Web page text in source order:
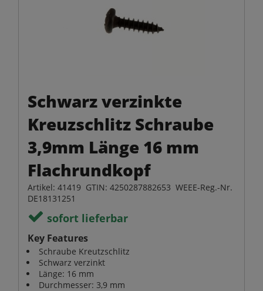
Schwarz verzinkte
Kreuzschlitz Schraube
3,9mm Länge 16 mm
Flachrundkopf
Artikel: 41419 GTIN: 4250287882653 WEEE-Reg.-Nr.
DE18131251
sofort lieferbar
Key Features
Schraube Kreutzschlitz
Schwarz verzinkt
Länge: 16 mm
Durchmesser: 3,9 mm